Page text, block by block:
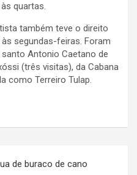
quartas.
também teve o direito
segundas-feiras. Foram
Antonio Caetano de
(três visitas), da Cabana
como Terreiro Tulap.
de buraco de cano